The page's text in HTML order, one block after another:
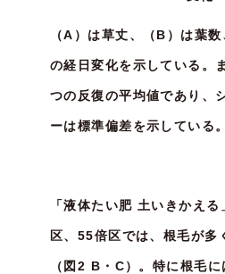
（A）は草丈、（B）は葉
の経日変化を示している。
つの反復の平均値であり、
ーは標準偏差を示している。
「液体たい肥 土いきかえ
区、55倍区では、根毛が多
（図2 B・C）。特に根毛